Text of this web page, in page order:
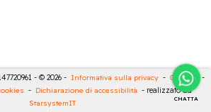
CHATTA
- © 2026 - Informativa sulla privacy - Cookies
-
- Dichiarazione di accessibilità - realizzato da
StarsystemIT